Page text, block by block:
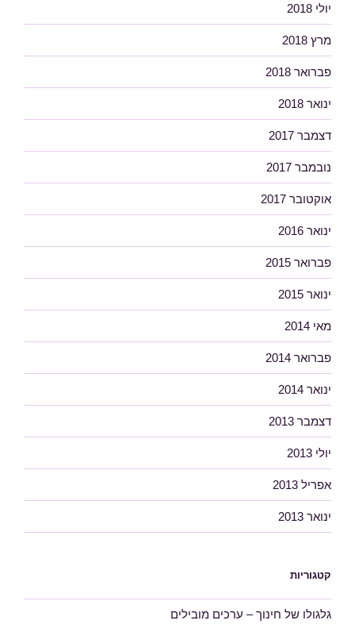
יולי 2018
מרץ 2018
פברואר 2018
ינואר 2018
דצמבר 2017
נובמבר 2017
אוקטובר 2017
ינואר 2016
פברואר 2015
ינואר 2015
מאי 2014
פברואר 2014
ינואר 2014
דצמבר 2013
יולי 2013
אפריל 2013
ינואר 2013
קטגוריות
גלגולו של חינוך – ערכים מובילים